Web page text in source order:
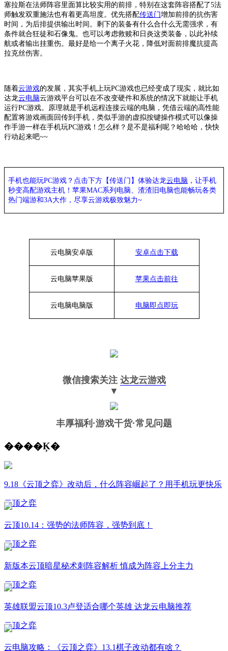
塞拉斯在法师阵容里面算比较实用的前排， 特别 在这套阵容搭配了5法
师触发双重施法也有着更高坦度。优先搭配传送门增加前排的抗伤害
时间，为后排提供输出时间。剩下的装备有什么合什么无需强求，有
条件就合狂徒和石像鬼。也可以考虑救赎和日炎这类装备，以此补续
航或者输出挂重伤。 最好是给一个离子火花，降低对面前排魔抗提高
拉克丝伤害。
随着云游戏的发展，其实手机上玩PC游戏也已经变成了现实，就比如
达龙云电脑云游戏平台可以在不改变硬件和系统的情况下就能让手机
运行PC游戏。原理就是手机远程连接云端的电脑，凭借云端的高性能
配置将游戏画面回传到手机，类似手游的虚拟按键操作模式可以像操
作手游一样在手机玩PC游戏！怎么样？是不是福利呢？哈哈哈，快快
行动起来吧~~
手机也能玩PC游戏？点击下方【传送门】体验达龙云电脑 ，让手机
秒变高配游戏主机 ！苹果MAC系列电脑、渣渣旧电脑也能畅玩各类
热门端游和3A大作， 尽享云游戏极致魅力~
云电脑安卓版 安卓点击下载
云电脑苹果版 苹果点击前往
云电脑电脑版 电脑即点即玩
微信搜索关注 达龙云游戏
▼
丰厚福利 ·游戏干货·常见问题
����Ķ�
9.18《云顶之弈》改动后，什么阵容崛起了？用手机玩更快乐
云顶之弈
云顶10.14：强势的法师阵容，强势到底！
云顶之弈
新版本云顶暗星秘术刺阵容解析 慎成为阵容上分主力
云顶之弈
英雄联盟云顶10.3卢登适合哪个英雄 达龙云电脑推荐
云顶之弈
云电脑攻略：《云顶之弈》13.1棋子改动都有啥？